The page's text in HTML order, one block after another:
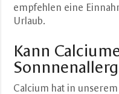
empfehlen eine
Urlaub.
Kann
Calcium hat in